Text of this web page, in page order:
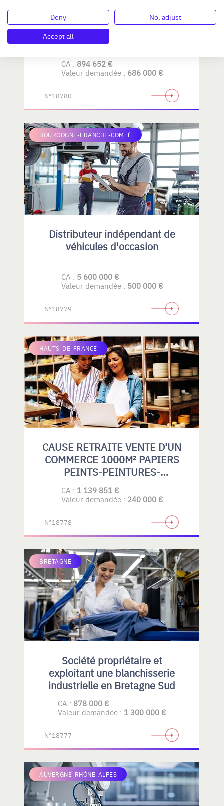
AMENAGEMENT de LA
MAISON
CA : 894 652 €
Valeur demandée : 686 000 €
N°18780
BOURGOGNE-FRANCHE-COMTÉ
Distributeur indépendant de
véhicules d'occasion
CA : 5 600 000 €
Valeur demandée : 500 000 €
N°18779
HAUTS-DE-FRANCE
CAUSE RETRAITE VENTE D'UN
COMMERCE 1000M² PAPIERS
PEINTS-PEINTURES-
REVETEMENTS DE SOLS
SOUPLES-PARQUETS-GRAND
CA : 1 139 851 €
Valeur demandée : 240 000 €
N°18778
BRETAGNE
Société propriétaire et
exploitant une blanchisserie
industrielle en Bretagne Sud
CA : 878 000 €
Valeur demandée : 1 300 000 €
N°18777
AUVERGNE-RHÔNE-ALPES
Deny
No, adjust
Accept all